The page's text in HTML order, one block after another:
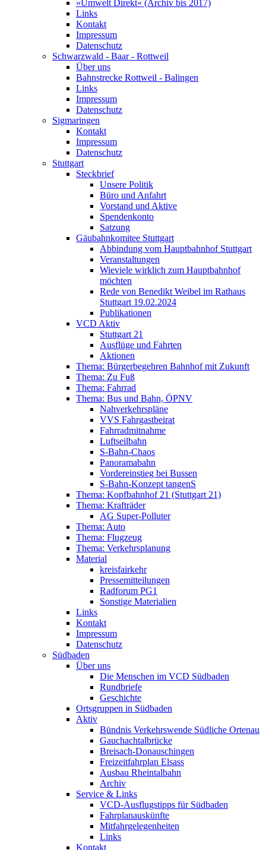
»Umwelt Direkt« (Archiv bis 2017)
Links
Kontakt
Impressum
Datenschutz
Schwarzwald - Baar - Rottweil
Über uns
Bahnstrecke Rottweil - Balingen
Links
Impressum
Datenschutz
Sigmaringen
Kontakt
Impressum
Datenschutz
Stuttgart
Steckbrief
Unsere Politik
Büro und Anfahrt
Vorstand und Aktive
Spendenkonto
Satzung
Gäubahnkomitee Stuttgart
Abbindung vom Hauptbahnhof Stuttgart
Veranstaltungen
Wieviele wirklich zum Hauptbahnhof
möchten
Rede von Benedikt Weibel im Rathaus
Stuttgart 19.02.2024
Publikationen
VCD Aktiv
Stuttgart 21
Ausflüge und Fahrten
Aktionen
Thema: Bürgerbegehren Bahnhof mit Zukunft
Thema: Zu Fuß
Thema: Fahrrad
Thema: Bus und Bahn, ÖPNV
Nahverkehrspläne
VVS Fahrgastbeirat
Fahrradmitnahme
Luftseilbahn
S-Bahn-Chaos
Panoramabahn
Vordereinstieg bei Bussen
S-Bahn-Konzept tangenS
Thema: Kopfbahnhof 21 (Stuttgart 21)
Thema: Krafträder
AG Super-Polluter
Thema: Auto
Thema: Flugzeug
Thema: Verkehrsplanung
Material
kreisfairkehr
Pressemitteilungen
Radforum PG1
Sonstige Materialien
Links
Kontakt
Impressum
Datenschutz
Südbaden
Über uns
Die Menschen im VCD Südbaden
Rundbriefe
Geschichte
Ortsgruppen in Südbaden
Aktiv
Bündnis Verkehrswende Südliche Ortenau
Gauchachtalbrücke
Breisach-Donauschingen
Freizeitfahrplan Elsass
Ausbau Rheintalbahn
Archiv
Service & Links
VCD-Ausflugstipps für Südbaden
Fahrplanauskünfte
Mitfahrgelegenheiten
Links
Kontakt